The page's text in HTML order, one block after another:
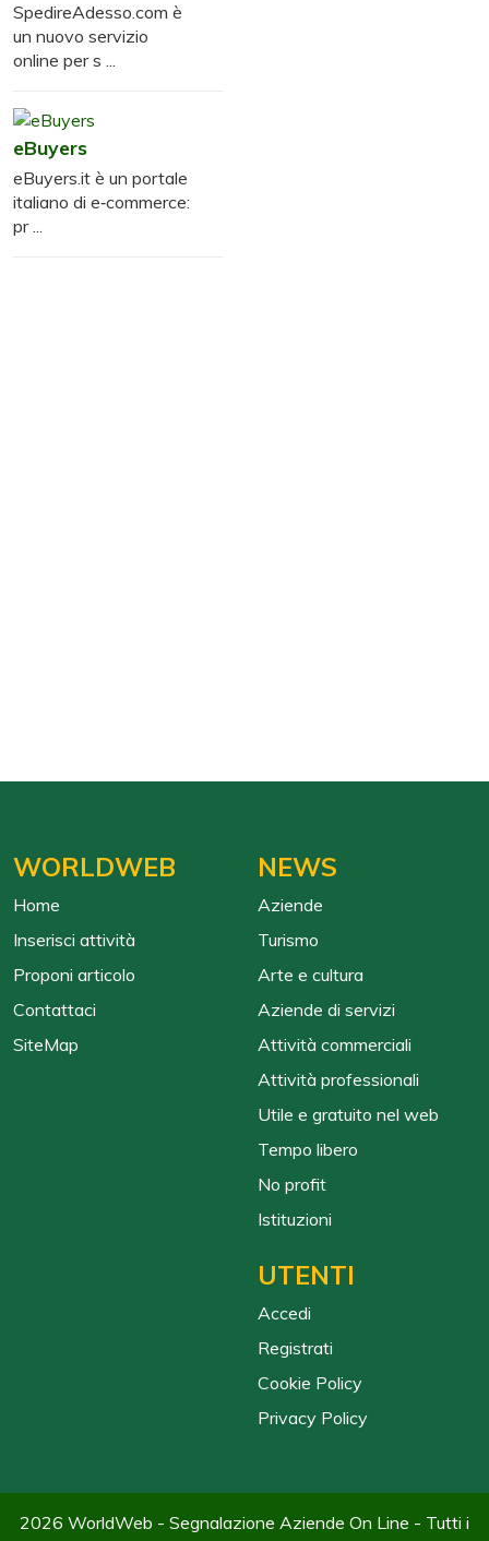
SpedireAdesso.com è
un nuovo servizio
online per s ...
eBuyers
eBuyers.it è un portale
italiano di e‑commerce:
pr ...
WORLDWEB
Home
Inserisci attività
Proponi articolo
Contattaci
SiteMap
NEWS
Aziende
Turismo
Arte e cultura
Aziende di servizi
Attività commerciali
Attività professionali
Utile e gratuito nel web
Tempo libero
No profit
Istituzioni
UTENTI
Accedi
Registrati
Cookie Policy
Privacy Policy
2026 WorldWeb - Segnalazione Aziende On Line - Tutti i